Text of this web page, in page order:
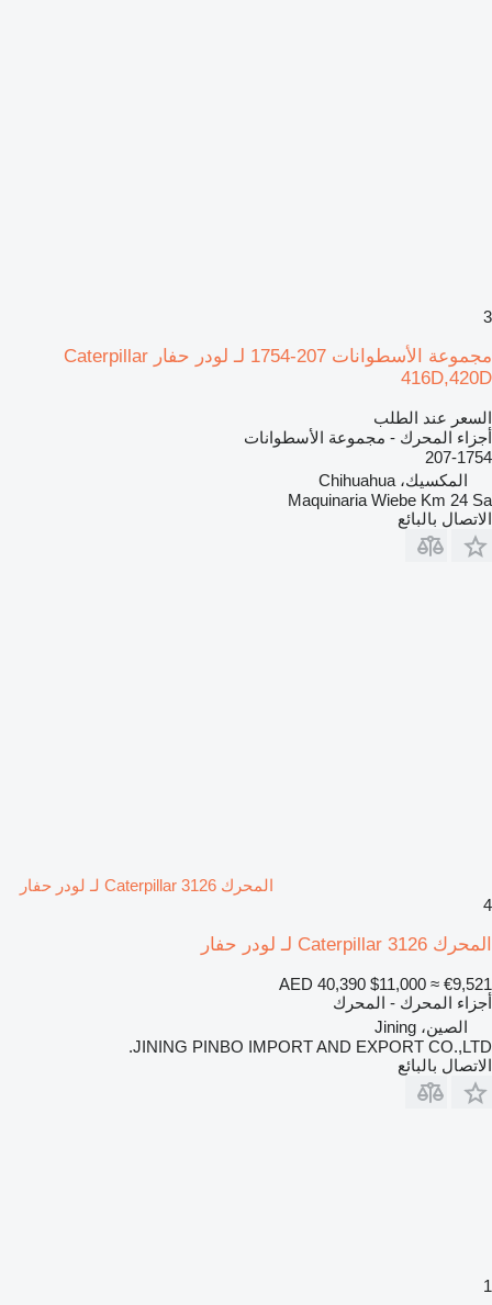
3
مجموعة الأسطوانات 207-1754 لـ لودر حفار Caterpillar
416D,420D
السعر عند الطلب
أجزاء المحرك - مجموعة الأسطوانات
207-1754
المكسيك، Chihuahua
Maquinaria Wiebe Km 24 Sa
الاتصال بالبائع
المحرك Caterpillar 3126 لـ لودر حفار
4
المحرك Caterpillar 3126 لـ لودر حفار
AED 40,390 $11,000 ≈ €9,521
أجزاء المحرك - المحرك
الصين، Jining
JINING PINBO IMPORT AND EXPORT CO.,LTD.
الاتصال بالبائع
1